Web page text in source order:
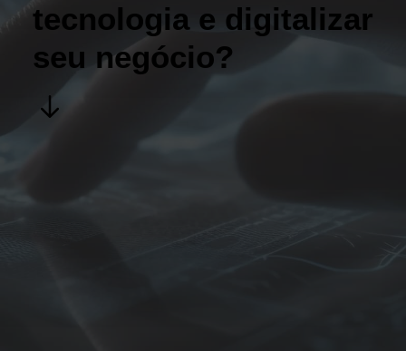
tecnologia e digitalizar
seu negócio?